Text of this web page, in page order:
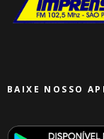
BAIXE NOSSO